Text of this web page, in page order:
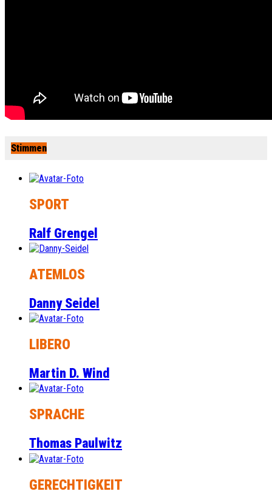
Stimmen
SPORT
Ralf Grengel
ATEMLOS
Danny Seidel
LIBERO
Martin D. Wind
SPRACHE
Thomas Paulwitz
GERECHTIGKEIT